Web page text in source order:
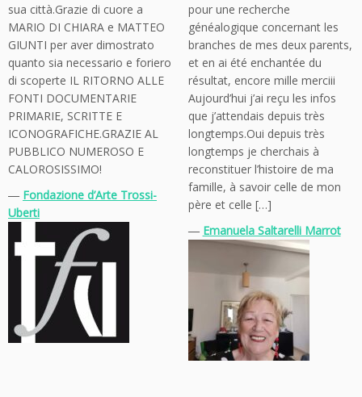
sua città.Grazie di cuore a
MARIO DI CHIARA e MATTEO
GIUNTI per aver dimostrato
quanto sia necessario e foriero
di scoperte IL RITORNO ALLE
FONTI DOCUMENTARIE
PRIMARIE, SCRITTE E
ICONOGRAFICHE.GRAZIE AL
PUBBLICO NUMEROSO E
CALOROSISSIMO!
― Fondazione d’Arte Trossi-
Uberti
pour une recherche
généalogique concernant les
branches de mes deux parents,
et en ai été enchantée du
résultat, encore mille merciii
Aujourd’hui j’ai reçu les infos
que j’attendais depuis très
longtemps.Oui depuis très
longtemps je cherchais à
reconstituer l’histoire de ma
famille, à savoir celle de mon
père et celle […]
― Emanuela Saltarelli Marrot